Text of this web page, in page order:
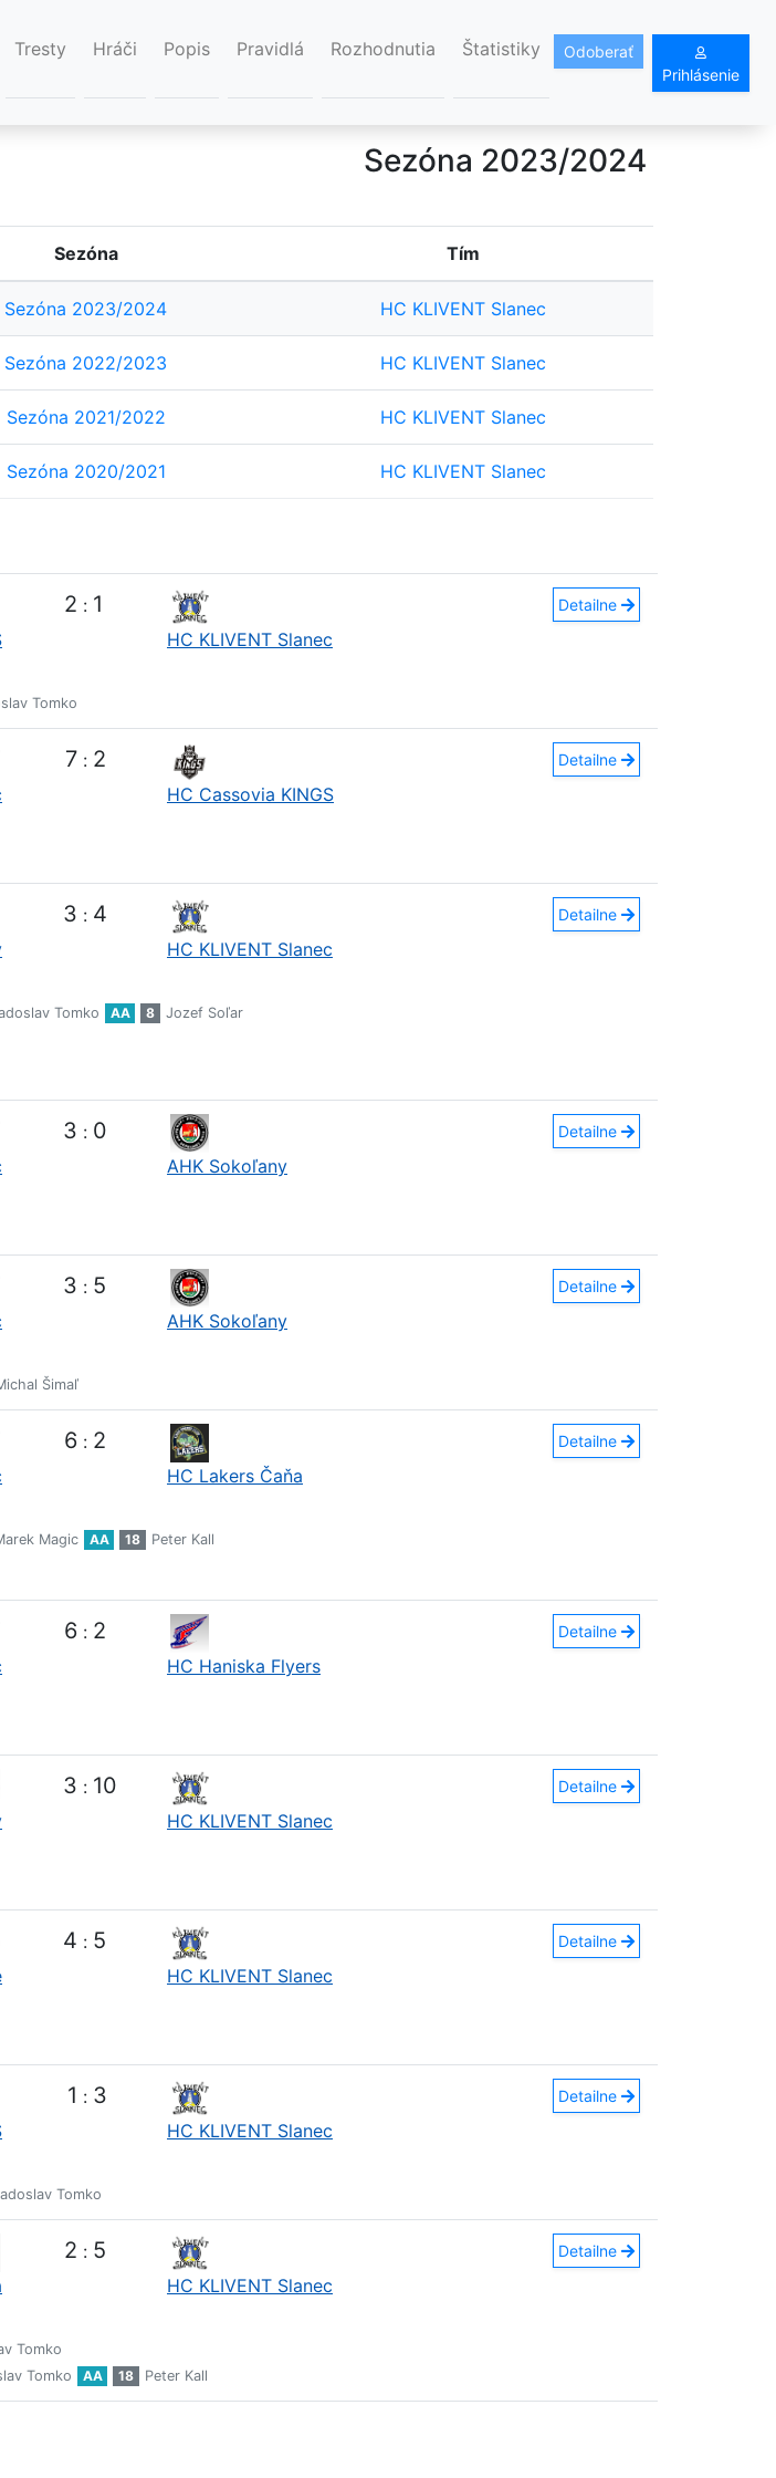
Tresty Hráči Popis Pravidlá Rozhodnutia Štatistiky
Odoberať
Prihlásenie
Sezóna 2023/2024
Sezóna Tím
Sezóna 2023/2024 HC KLIVENT Slanec
Sezóna 2022/2023 HC KLIVENT Slanec
Sezóna 2021/2022 HC KLIVENT Slanec
Sezóna 2020/2021 HC KLIVENT Slanec
2 : 1
HC KLIVENT Slanec
Detailne
Tomko
7 : 2
HC Cassovia KINGS
Detailne
3 : 4
HC KLIVENT Slanec
Detailne
Tomko AA 8 Jozef Soľar
3 : 0
AHK Sokoľany
Detailne
3 : 5
AHK Sokoľany
Detailne
Šimaľ
6 : 2
HC Lakers Čaňa
Detailne
Magic AA 18 Peter Kall
6 : 2
HC Haniska Flyers
Detailne
3 : 10
HC KLIVENT Slanec
Detailne
4 : 5
HC KLIVENT Slanec
Detailne
1 : 3
HC KLIVENT Slanec
Detailne
Tomko
2 : 5
HC KLIVENT Slanec
Detailne
Tomko
Tomko AA 18 Peter Kall